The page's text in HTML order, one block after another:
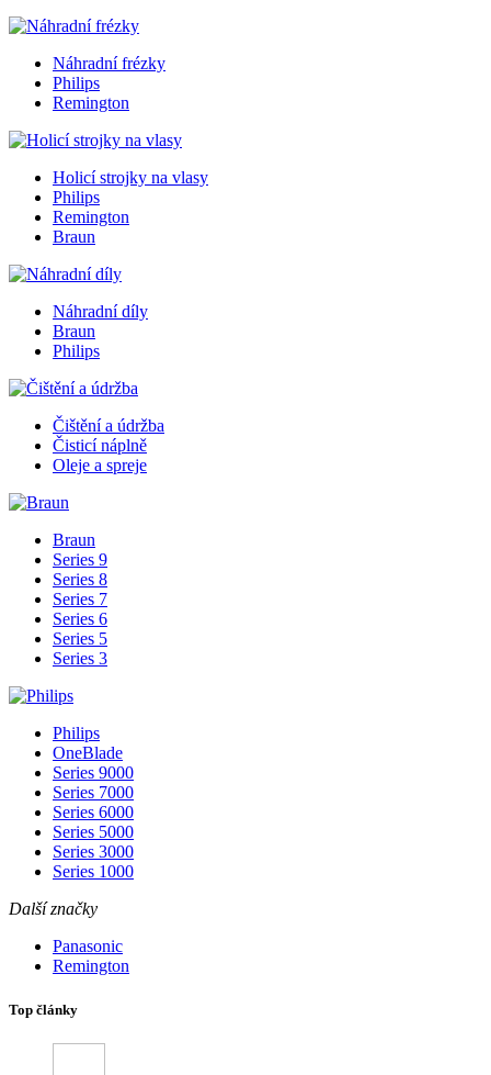
Náhradní frézky
Philips
Remington
Holicí strojky na vlasy
Philips
Remington
Braun
Náhradní díly
Braun
Philips
Čištění a údržba
Čisticí náplně
Oleje a spreje
Braun
Series 9
Series 8
Series 7
Series 6
Series 5
Series 3
Philips
OneBlade
Series 9000
Series 7000
Series 6000
Series 5000
Series 3000
Series 1000
Další značky
Panasonic
Remington
Top články